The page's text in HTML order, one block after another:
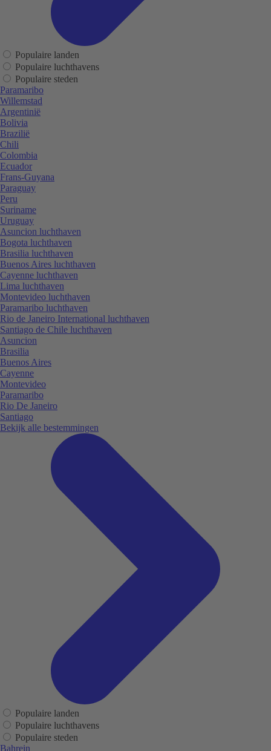
Populaire landen
Populaire luchthavens
Populaire steden
Paramaribo
Willemstad
Argentinië
Bolivia
Brazilië
Chili
Colombia
Ecuador
Frans-Guyana
Paraguay
Peru
Suriname
Uruguay
Asuncion luchthaven
Bogota luchthaven
Brasilia luchthaven
Buenos Aires luchthaven
Cayenne luchthaven
Lima luchthaven
Montevideo luchthaven
Paramaribo luchthaven
Rio de Janeiro International luchthaven
Santiago de Chile luchthaven
Asuncion
Brasilia
Buenos Aires
Cayenne
Montevideo
Paramaribo
Rio De Janeiro
Santiago
Bekijk alle bestemmingen
Populaire landen
Populaire luchthavens
Populaire steden
Bahrein